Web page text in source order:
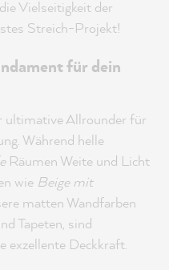
Vielseitigkeit der
Streich-Projekt!
für dein
ultimative Allrounder für
Während helle
Räumen Weite und Licht
wie Beige mit
matten Wandfarben
Tapeten, sind
exzellente Deckkraft.